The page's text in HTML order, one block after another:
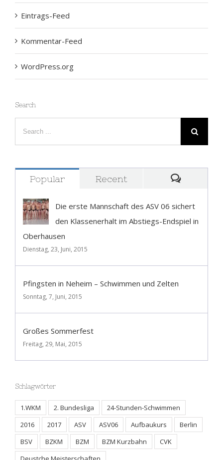
Eintrags-Feed
Kommentar-Feed
WordPress.org
Popular
Recent
den Klassenerhalt im Abstiegs-Endspiel in
Oberhausen
Dienstag, 23, Juni, 2015
Sonntag, 7, Juni, 2015
Freitag, 29, Mai, 2015
1.WKM 2. Bundesliga
24-Stunden-Schwimmen
2016
2017 ASV ASV06 Aufbaukurs
Berlin
BSV
BZKM BZM BZM Kurzbahn
CVK
Deustche Meisterschaften